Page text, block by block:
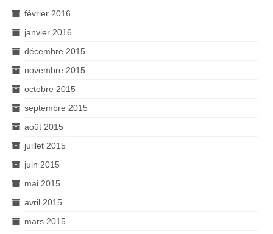
février 2016
janvier 2016
décembre 2015
novembre 2015
octobre 2015
septembre 2015
août 2015
juillet 2015
juin 2015
mai 2015
avril 2015
mars 2015